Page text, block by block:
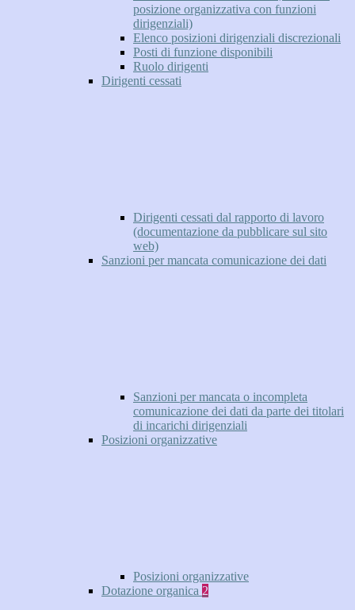
posizione organizzativa con funzioni
dirigenziali)
Elenco posizioni dirigenziali discrezionali
Posti di funzione disponibili
Ruolo dirigenti
Dirigenti cessati
Dirigenti cessati dal rapporto di lavoro
(documentazione da pubblicare sul sito
web)
Sanzioni per mancata comunicazione dei dati
Sanzioni per mancata o incompleta
comunicazione dei dati da parte dei titolari
di incarichi dirigenziali
Posizioni organizzative
Posizioni organizzative
Dotazione organica 2